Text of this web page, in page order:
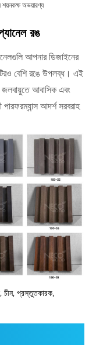
শয়নকক্ষ অভয়ারণ্য
রঙ
আপনার ডিজাইনের
বেশি রঙে উপলব্ধ। এই
জলবায়ুতে আবাসিক এবং
আদর্শ সরবরাহ
চীন, প্রস্তুতকারক,